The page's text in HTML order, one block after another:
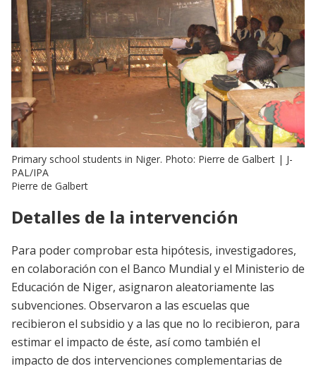
Primary school students in Niger. Photo: Pierre de Galbert | J-
PAL/IPA
Pierre de Galbert
Detalles de la intervención
Para poder comprobar esta hipótesis, investigadores,
en colaboración con el Banco Mundial y el Ministerio de
Educación de Niger, asignaron aleatoriamente las
subvenciones. Observaron a las escuelas que
recibieron el subsidio y a las que no lo recibieron, para
estimar el impacto de éste, así como también el
impacto de dos intervenciones complementarias de